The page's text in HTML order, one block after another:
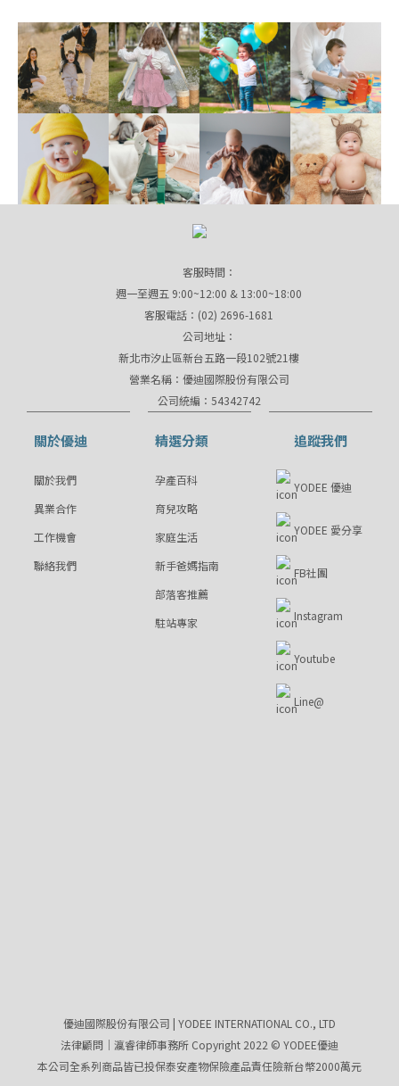
客服時間：
週一至週五 9:00~12:00 & 13:00~18:00
客服電話：(02) 2696-1681
公司地址：
新北市汐止區新台五路一段102號21樓
營業名稱：優迪國際股份有限公司
公司統編：54342742
關於優迪
關於我們
異業合作
工作機會
聯絡我們
精選分類
孕產百科
育兒攻略
家庭生活
新手爸媽指南
部落客推薦
駐站專家
追蹤我們
YODEE 優迪
YODEE 愛分享
FB社團
Instagram
Youtube
Line@
優迪國際股份有限公司 | YODEE INTERNATIONAL CO., LTD
法律顧問｜瀛睿律師事務所 Copyright 2022 © YODEE優迪
本公司全系列商品皆已投保泰安產物保險產品責任險新台幣2000萬元